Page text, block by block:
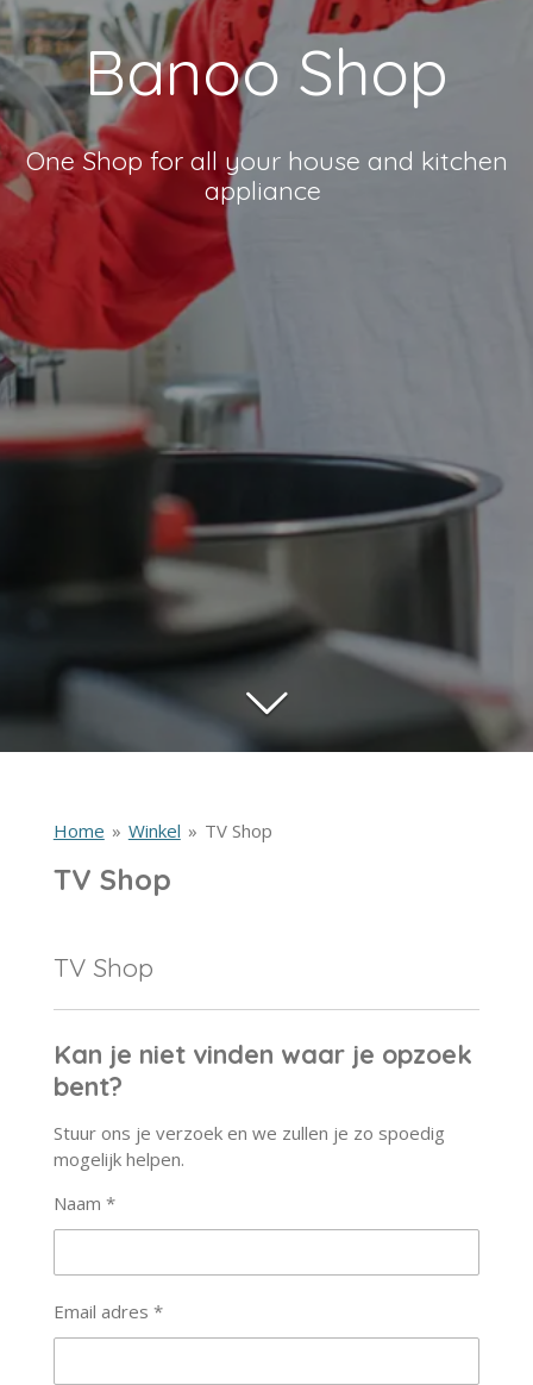
Banoo Shop
One Shop for all your house and kitchen
appliance
Home » Winkel » TV Shop
TV Shop
TV Shop
Kan je niet vinden waar je opzoek
bent?
Stuur ons je verzoek en we zullen je zo spoedig
mogelijk helpen.
Naam *
Email adres *